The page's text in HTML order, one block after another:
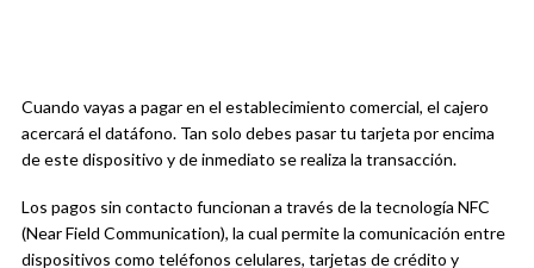
Cuando vayas a pagar en el establecimiento comercial, el cajero
acercará el datáfono. Tan solo debes pasar tu tarjeta por encima
de este dispositivo y de inmediato se realiza la transacción.
Los pagos sin contacto funcionan a través de la tecnología NFC
(Near Field Communication), la cual permite la comunicación entre
dispositivos como teléfonos celulares, tarjetas de crédito y